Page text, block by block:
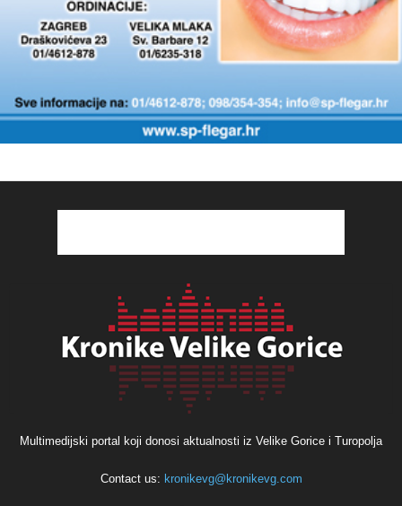
Multimedijski portal koji donosi aktualnosti iz Velike Gorice i Turopolja
Contact us: kronikevg@kronikevg.com